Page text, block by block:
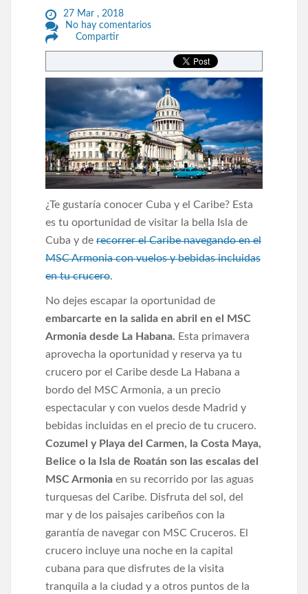
27 Mar , 2018
No hay comentarios
Compartir
¿Te gustaría conocer Cuba y el Caribe? Esta
es tu oportunidad de visitar la bella Isla de
Cuba y de recorrer el Caribe navegando en el
MSC Armonia con vuelos y bebidas incluidas
en tu crucero.
No dejes escapar la oportunidad de
embarcarte en la salida en abril en el MSC
Armonia desde La Habana. Esta primavera
aprovecha la oportunidad y reserva ya tu
crucero por el Caribe desde La Habana a
bordo del MSC Armonia, a un precio
espectacular y con vuelos desde Madrid y
bebidas incluidas en el precio de tu crucero.
Cozumel y Playa del Carmen, la Costa Maya,
Belice o la Isla de Roatán son las escalas del
MSC Armonia en su recorrido por las aguas
turquesas del Caribe. Disfruta del sol, del
mar y de los paisajes caribeños con la
garantía de navegar con MSC Cruceros. El
crucero incluye una noche en la capital
cubana para que disfrutes de la visita
tranquila a la ciudad y a otros puntos de la